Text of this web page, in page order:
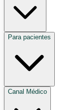
Para pacientes
Canal Médico